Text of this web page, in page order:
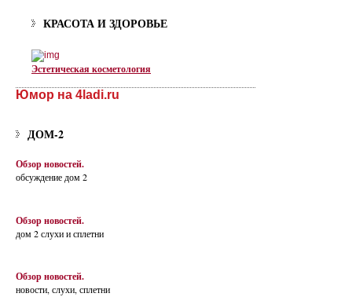
КРАСОТА И ЗДОРОВЬЕ
Эстетическая косметология
Юмор на 4ladi.ru
ДОМ-2
Обзор новостей.
обсуждение дом 2
Обзор новостей.
дом 2 слухи и сплетни
Обзор новостей.
новости, слухи, сплетни